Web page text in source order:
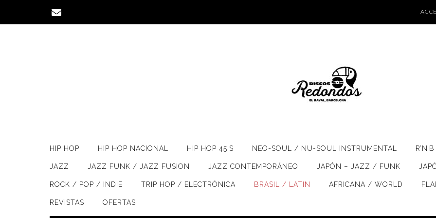
contenido
HIP HOP HIP HOP NACIONAL HIP HOP 45’S NEO-SOUL / NU-SOUL INSTRUMENTAL R’N’B
JAZZ JAZZ FUNK / JAZZ FUSION JAZZ CONTEMPORÁNEO JAPÓN – JAZZ / FUNK
ROCK / POP / INDIE TRIP HOP / ELECTRÓNICA BRASIL / LATIN AFRICANA / WORLD
REVISTAS OFERTAS